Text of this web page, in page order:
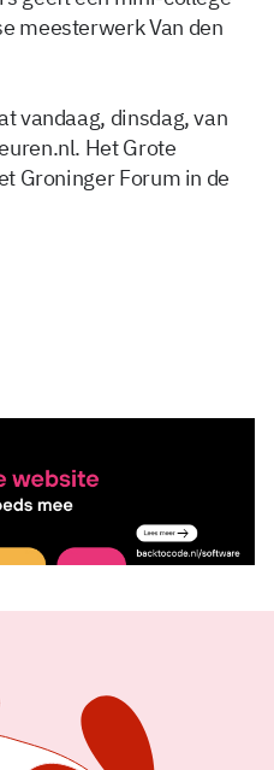
meesterwerk Van den
vandaag, dinsdag, van
Het Grote
Groninger Forum in de